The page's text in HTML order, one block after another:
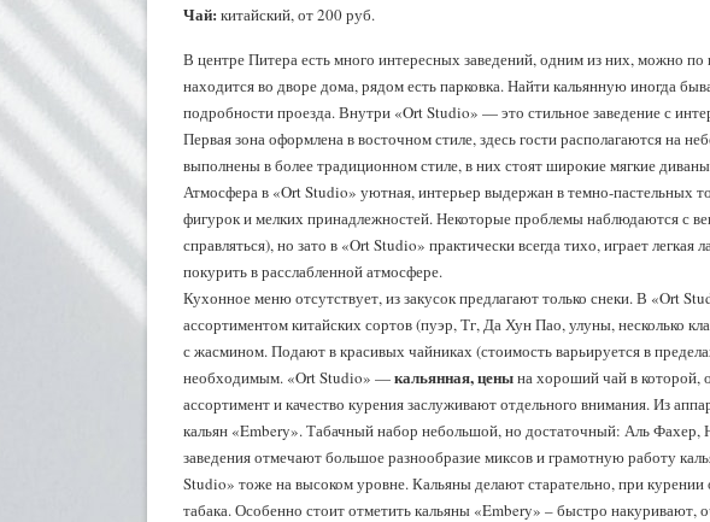
Чай: китайский, от 200 руб.
В центре Питера есть много интересных заведений, одним из них, можно
находится во дворе дома, рядом есть парковка. Найти кальянную иногда
подробности проезда. Внутри «Ort Studio» — это стильное заведение с
Первая зона оформлена в восточном стиле, здесь гости располагаются на
выполнены в более традиционном стиле, в них стоят широкие мягкие
Атмосфера в «Ort Studio» уютная, интерьер выдержан в темно-пастельных
фигурок и мелких принадлежностей. Некоторые проблемы наблюдаются с
справляться), но зато в «Ort Studio» практически всегда тихо, играет
покурить в расслабленной атмосфере.
Кухонное меню отсутствует, из закусок предлагают только снеки. В «Ort
ассортиментом китайских сортов (пуэр, Тг, Да Хун Пао, улуны, несколько
с жасмином. Подают в красивых чайниках (стоимость варьируется в
необходимым. «Ort Studio» —кальянная, ценына хороший чай в которой,
ассортимент и качество курения заслуживают отдельного внимания. Из
кальян «Embery». Табачный набор небольшой, но достаточный: Аль
заведения отмечают большое разнообразие миксов и грамотную работу
Studio» тоже на высоком уровне. Кальяны делают старательно, при
табака. Особенно стоит отметить кальяны «Embery» – быстро накуривают,